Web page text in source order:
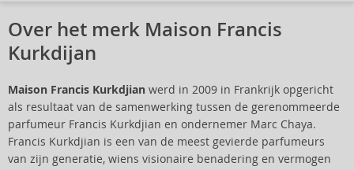
Over het merk Maison Francis
Kurkdijan
Maison Francis Kurkdjian werd in 2009 in Frankrijk opgericht
als resultaat van de samenwerking tussen de gerenommeerde
parfumeur Francis Kurkdjian en ondernemer Marc Chaya.
Francis Kurkdjian is een van de meest gevierde parfumeurs
van zijn generatie, wiens visionaire benadering en vermogen